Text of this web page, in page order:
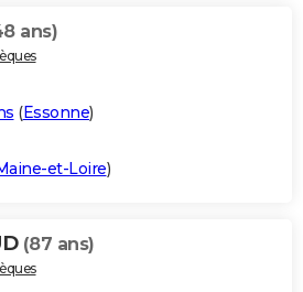
ans)
(Essonne)
et-Loire)
(87 ans)